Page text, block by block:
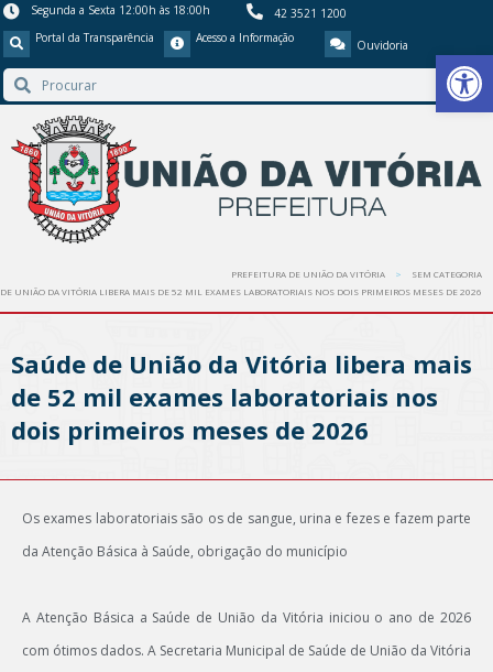
Barra de
Segunda a Sexta 12:00h às 18:00h
42 3521 1200
Portal da Transparência
Acesso a Informação Ouvidoria
PREFEITURA DE UNIÃO DA VITÓRIA
SEM CATEGORIA
UNIÃO DA VITÓRIA LIBERA MAIS DE 52 MIL EXAMES LABORATORIAIS NOS DOIS PRIMEIROS MESES DE 2026
Saúde de União da Vitória libera mais
de 52 mil exames laboratoriais nos
dois primeiros meses de 2026
Os exames laboratoriais são os de sangue, urina e fezes e fazem parte
da Atenção Básica à Saúde, obrigação do município
A Atenção Básica a Saúde de União da Vitória iniciou o ano de 2026
com ótimos dados. A Secretaria Municipal de Saúde de União da Vitória